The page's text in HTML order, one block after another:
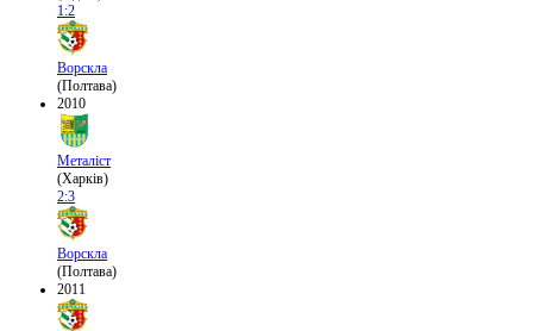
1:2
Ворскла
(Полтава)
2010
Металіст
(Харків)
2:3
Ворскла
(Полтава)
2011